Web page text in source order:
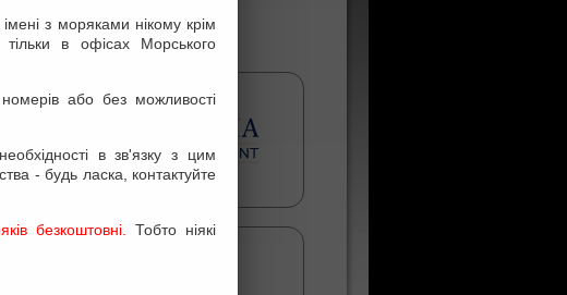
з моряками нікому крім
в офісах Морського
або без можливості
в зв'язку з цим
- будь ласка, контактуйте
безкоштовні.
Тобто ніякі